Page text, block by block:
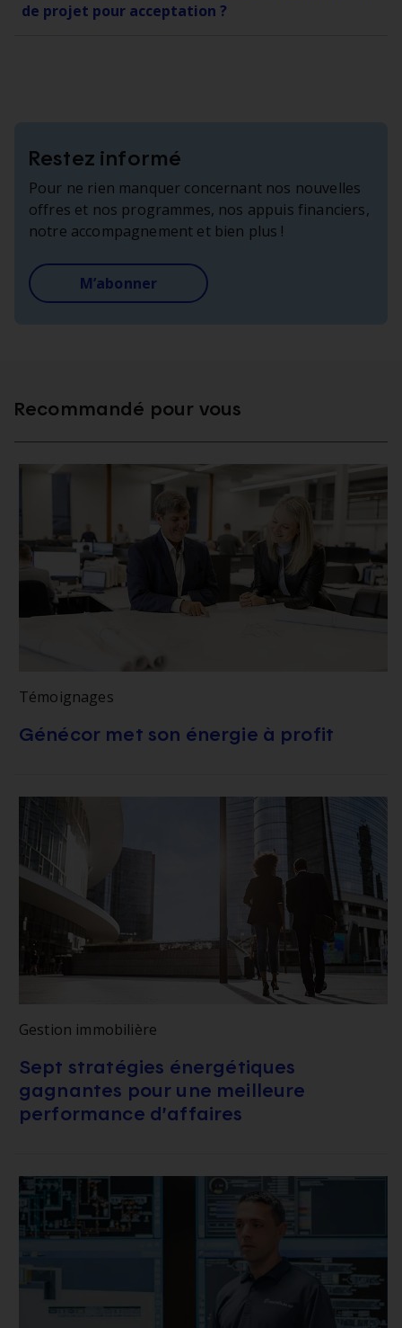
de projet pour acceptation ?
Restez informé
Pour ne rien manquer concernant nos nouvelles
offres et nos programmes, nos appuis financiers,
notre accompagnement et bien plus !
M’abonner
Recommandé pour vous
Témoignages
Génécor met son énergie à profit
Gestion immobilière
Sept stratégies énergétiques
gagnantes pour une meilleure
performance d’affaires